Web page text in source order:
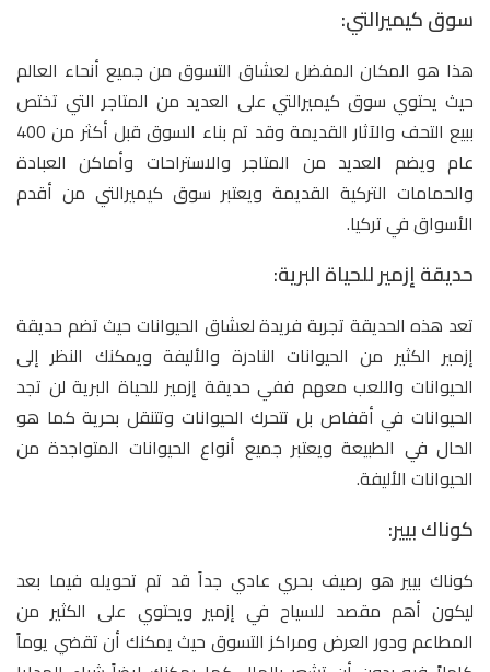
سوق كيميرالتي:
هذا هو المكان المفضل لعشاق التسوق من جميع أنحاء العالم
حيث يحتوي سوق كيميرالتي على العديد من المتاجر التي تختص
ببيع التحف والآثار القديمة وقد تم بناء السوق قبل أكثر من 400
عام ويضم العديد من المتاجر والاستراحات وأماكن العبادة
والحمامات التركية القديمة ويعتبر سوق كيميرالتي من أقدم
الأسواق في تركيا.
حديقة إزمير للحياة البرية:
تعد هذه الحديقة تجربة فريدة لعشاق الحيوانات حيث تضم حديقة
إزمير الكثير من الحيوانات النادرة والأليفة ويمكنك النظر إلى
الحيوانات واللعب معهم ففي حديقة إزمير للحياة البرية لن تجد
الحيوانات في أقفاص بل تتحرك الحيوانات وتتنقل بحرية كما هو
الحال في الطبيعة ويعتبر جميع أنواع الحيوانات المتواجدة من
الحيوانات الأليفة.
كوناك بيير:
كوناك بيير هو رصيف بحري عادي جداً قد تم تحويله فيما بعد
ليكون أهم مقصد للسياح في إزمير ويحتوي على الكثير من
المطاعم ودور العرض ومراكز التسوق حيث يمكنك أن تقضي يوماً